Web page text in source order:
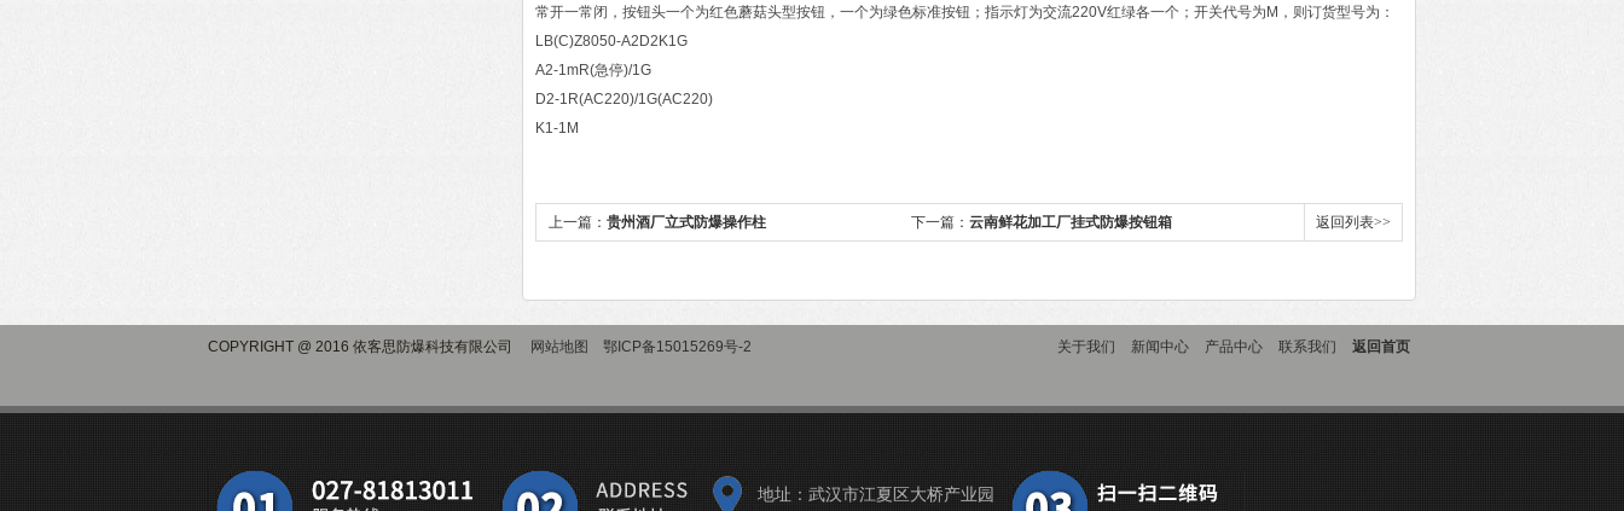
常开一常闭，按钮头一个为红色蘑菇头型按钮，一个为绿色标准按钮；指示灯为交流220V红绿各一个；开关代号为M，则订货型号为：
LB(C)Z8050-A2D2K1G
A2-1mR(急停)/1G
D2-1R(AC220)/1G(AC220)
K1-1M
上一篇： 贵州酒厂立式防爆操作柱 下一篇： 云南鲜花加工厂挂式防爆按钮箱 返回列表>>
COPYRIGHT @ 2016 依客思防爆科技有限公司 网站地图 鄂ICP备15015269号-2 关于我们 新闻中心 产品中心 联系我们 返回首页
地址：武汉市江夏区大桥产业园